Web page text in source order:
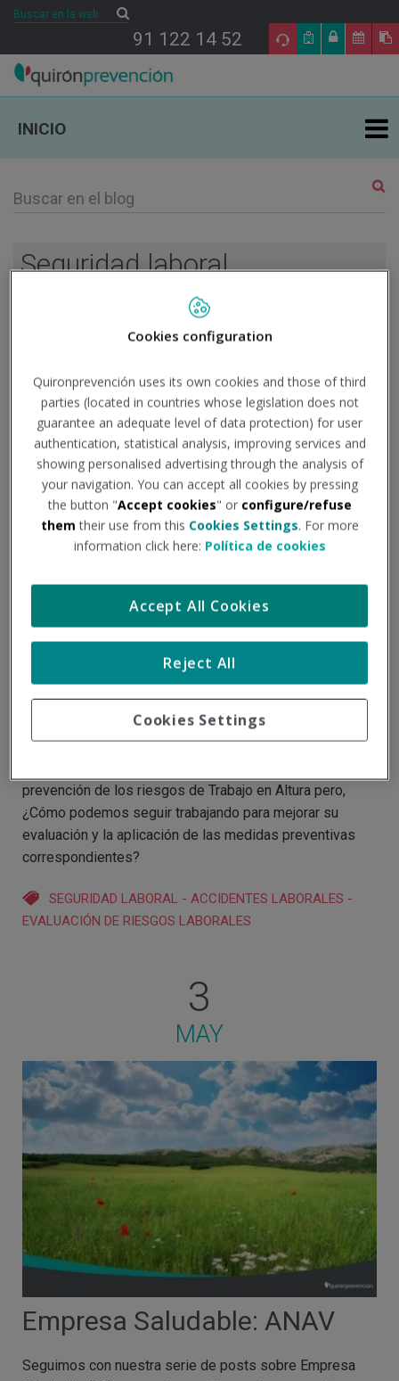
Buscar
91 122 14 52
TU SALUD
SALUD Y EMPRESA
INICIO
Seguridad laboral
17
MAY
Trabajos en Altura en
Prevención de Riesgos
Laborales
prevención de los riesgos de Trabajo en Altura pero,
¿Cómo podemos seguir trabajando para mejorar su
evaluación y la aplicación de las medidas preventivas
correspondientes?
SEGURIDAD LABORAL - ACCIDENTES LABORALES -
EVALUACIÓN DE RIESGOS LABORALES
3
MAY
Empresa Saludable: ANAV
Seguimos con nuestra serie de posts sobre Empresa
Cookies configuration
Quironprevención uses its own cookies and those of third
parties (located in countries whose legislation does not
guarantee an adequate level of data protection) for user
authentication, statistical analysis, improving services and
showing personalised advertising through the analysis of
your navigation. You can accept all cookies by pressing
the button "Accept cookies" or configure/refuse
them their use from this Cookies Settings. For more
information click here: Política de cookies
Cookies Settings
Reject All
Accept All Cookies